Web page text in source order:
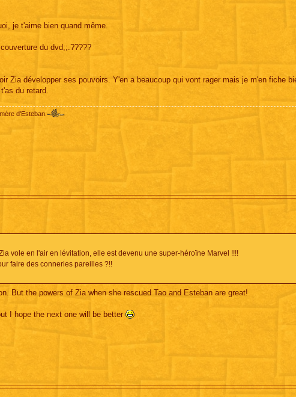
je t'aime bien quand même.
du dvd;;.?????
Zia développer ses pouvoirs. Y'en a beaucoup qui vont rager mais je m'en fiche
du retard.
d'Esteban.
vole en l'air en lévitation, elle est devenu une super-héroïne Marvel !!!!
faire des conneries pareilles ?!!
But the powers of Zia when she rescued Tao and Esteban are great!
I hope the next one will be better